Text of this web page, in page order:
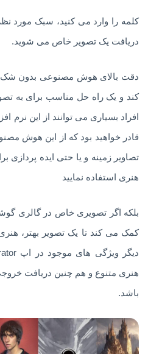
کلمه را وارد می کنید، سبک مورد
دریافت یک تصویر خاص می شوید.
دقت بالای هوش مصنوعی بدون شک
کند و یک راه حل مناسب برای به
افراد بسیاری می توانند از این نرم
قادر خواهید بود که از این هوش
تصاویر زمینه و یا حتی ایده
هنری استفاده نمایید
بلکه اگر تصویری خاص در گالری
کمک می کند تا یک تصویر بهتر،
هنری متنوع و هم چنین دریافت
باشد.